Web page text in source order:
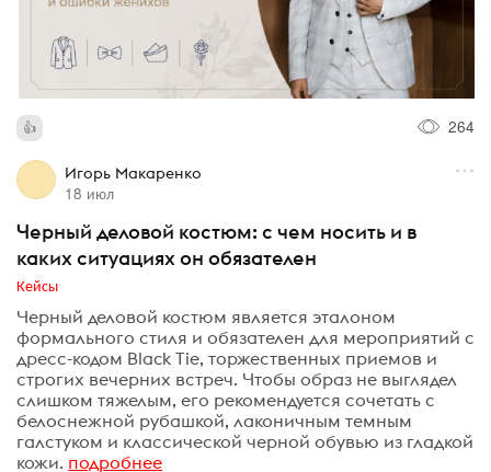
264
Игорь Макаренко
18 июл
Черный деловой костюм: с чем носить и в
каких ситуациях он обязателен
Кейсы
Черный деловой костюм является эталоном
формального стиля и обязателен для мероприятий с
дресс-кодом Black Tie, торжественных приемов и
строгих вечерних встреч. Чтобы образ не выглядел
слишком тяжелым, его рекомендуется сочетать с
белоснежной рубашкой, лаконичным темным
галстуком и классической черной обувью из гладкой
кожи. подробнее